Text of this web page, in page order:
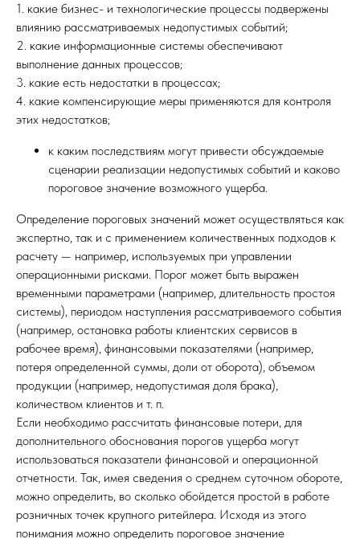
1. какие бизнес- и технологические процессы подвержены
влиянию рассматриваемых недопустимых событий;
2. какие информационные системы обеспечивают
выполнение данных процессов;
3. какие есть недостатки в процессах;
4. какие компенсирующие меры применяются для контроля
этих недостатков;
к каким последствиям могут привести обсуждаемые
сценарии реализации недопустимых событий и каково
пороговое значение возможного ущерба.
Определение пороговых значений может осуществляться как
экспертно, так и с применением количественных подходов к
расчету — например, используемых при управлении
операционными рисками. Порог может быть выражен
временными параметрами (например, длительность простоя
системы), периодом наступления рассматриваемого события
(например, остановка работы клиентских сервисов в
рабочее время), финансовыми показателями (например,
потеря определенной суммы, доли от оборота), объемом
продукции (например, недопустимая доля брака),
количеством клиентов и т. п.
Если необходимо рассчитать финансовые потери, для
дополнительного обоснования порогов ущерба могут
использоваться показатели финансовой и операционной
отчетности. Так, имея сведения о среднем суточном обороте,
можно определить, во сколько обойдется простой в работе
розничных точек крупного ритейлера. Исходя из этого
понимания можно определить пороговое значение